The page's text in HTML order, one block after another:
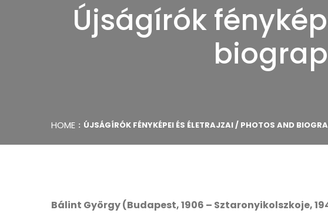
Újságírók
HOME ÚJSÁGÍRÓK FÉNYKÉPEI ÉS ÉLETRAJZAI / PHOTOS AND
Bálint György (Budapest, 1906 – Sztaronyikolszkoje,